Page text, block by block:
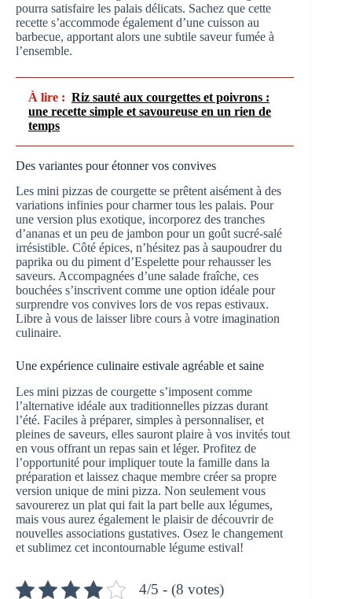
pourra satisfaire les palais délicats. Sachez que cette
recette s’accommode également d’une cuisson au
barbecue, apportant alors une subtile saveur fumée à
l’ensemble.
À lire : Riz sauté aux courgettes et poivrons :
une recette simple et savoureuse en un rien de
temps
Des variantes pour étonner vos convives
Les mini pizzas de courgette se prêtent aisément à des
variations infinies pour charmer tous les palais. Pour
une version plus exotique, incorporez des tranches
d’ananas et un peu de jambon pour un goût sucré-salé
irrésistible. Côté épices, n’hésitez pas à saupoudrer du
paprika ou du piment d’Espelette pour rehausser les
saveurs. Accompagnées d’une salade fraîche, ces
bouchées s’inscrivent comme une option idéale pour
surprendre vos convives lors de vos repas estivaux.
Libre à vous de laisser libre cours à votre imagination
culinaire.
Une expérience culinaire estivale agréable et saine
Les mini pizzas de courgette s’imposent comme
l’alternative idéale aux traditionnelles pizzas durant
l’été. Faciles à préparer, simples à personnaliser, et
pleines de saveurs, elles sauront plaire à vos invités tout
en vous offrant un repas sain et léger. Profitez de
l’opportunité pour impliquer toute la famille dans la
préparation et laissez chaque membre créer sa propre
version unique de mini pizza. Non seulement vous
savourerez un plat qui fait la part belle aux légumes,
mais vous aurez également le plaisir de découvrir de
nouvelles associations gustatives. Osez le changement
et sublimez cet incontournable légume estival!
4/5 - (8 votes)